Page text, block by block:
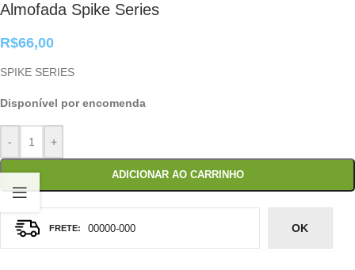
Almofada Spike Series
R$66,00
SPIKE SERIES
Disponível por encomenda
- +
ADICIONAR AO CARRINHO
OK